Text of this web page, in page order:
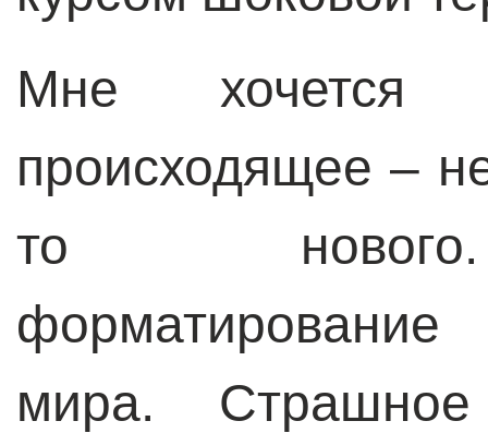
Мне хочется
происходящее –
то
мира.